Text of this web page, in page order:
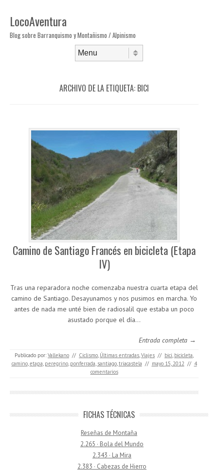
LocoAventura
Blog sobre Barranquismo y Montañismo / Alpinismo
ARCHIVO DE LA ETIQUETA: BICI
Camino de Santiago Francés en bicicleta (Etapa
IV)
Tras una reparadora noche comenzaba nuestra cuarta etapa del
camino de Santiago. Desayunamos y nos pusimos en marcha. Yo
antes de nada me unté bien de radiosalil que estaba un poco
asustado porque el día…
Entrada completa →
Publicado por: Vallekano // Ciclismo, Últimas entradas,Viajes // bici, bicicleta,
camino,etapa, peregrino, ponferrada, santiago,triacastela // mayo 15, 2012 // 4
comentarios
FICHAS TÉCNICAS
Reseñas de Montaña
2.265 · Bola del Mundo
2.343 · La Mira
2.383 · Cabezas de Hierro